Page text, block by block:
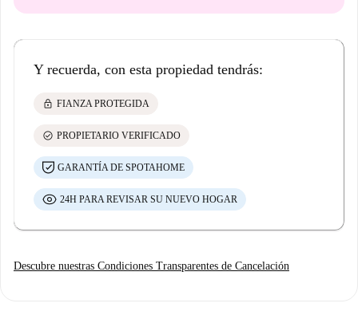
Y recuerda, con esta propiedad tendrás:
lock FIANZA PROTEGIDA
check_circle PROPIETARIO VERIFICADO
GARANTÍA DE SPOTAHOME
24H PARA REVISAR SU NUEVO HOGAR
Descubre nuestras Condiciones Transparentes de Cancelación